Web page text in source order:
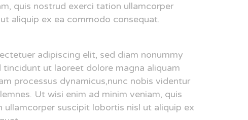
quis nostrud exerci tation ullamcorper
aliquip ex ea commodo consequat.
adipiscing elit, sed diam nonummy
tincidunt ut laoreet dolore magna aliquam
processus dynamicus,nunc nobis videntur
Ut wisi enim ad minim veniam, quis
ullamcorper suscipit lobortis nisl ut aliquip ex